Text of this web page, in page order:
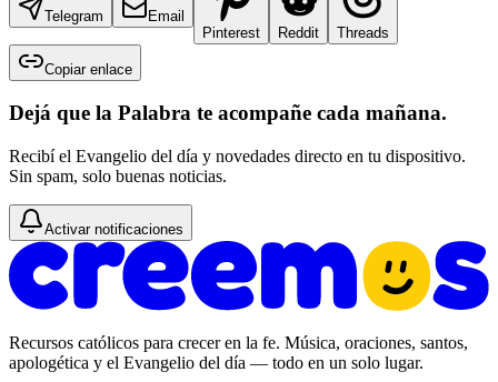
Telegram
Email
Pinterest
Reddit Threads
Copiar enlace
Dejá que la Palabra te acompañe cada mañana.
Recibí el Evangelio del día y novedades directo en tu dispositivo.
Sin spam, solo buenas noticias.
Activar notificaciones
Recursos católicos para crecer en la fe. Música, oraciones, santos,
apologética y el Evangelio del día — todo en un solo lugar.